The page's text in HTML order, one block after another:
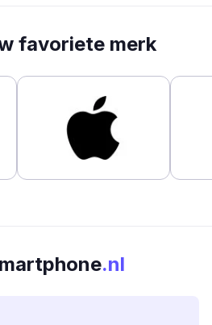
favoriete merk
.nl